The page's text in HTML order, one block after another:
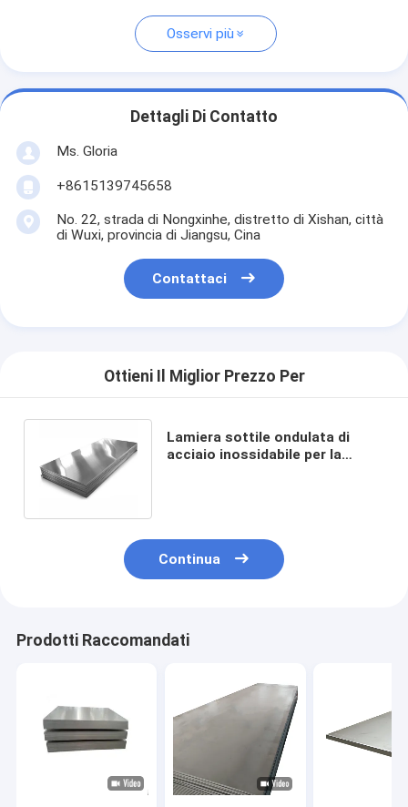
Osservi più
Dettagli Di Contatto
Ms. Gloria
+8615139745658
No. 22, strada di Nongxinhe, distretto di Xishan, città
di Wuxi, provincia di Jiangsu, Cina
Contattaci
Ottieni Il Miglior Prezzo Per
Lamiera sottile ondulata di
acciaio inossidabile per la
Continua
Prodotti Raccomandati